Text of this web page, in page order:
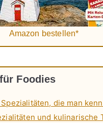
Amazon bestellen*
Foodies
die man
und kulinarische